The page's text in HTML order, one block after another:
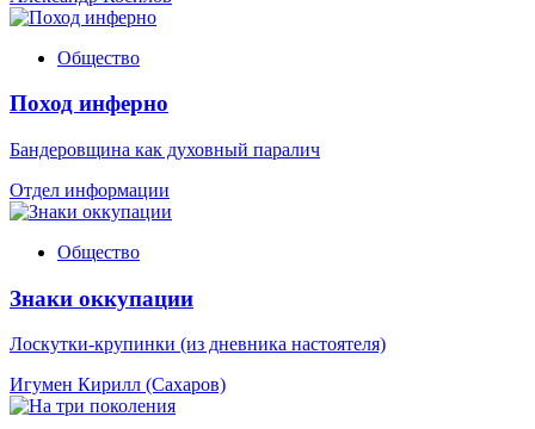
Общество
Поход инферно
Бандеровщина как духовный паралич
Отдел информации
Общество
Знаки оккупации
Лоскутки-крупинки (из дневника настоятеля)
Игумен Кирилл (Сахаров)